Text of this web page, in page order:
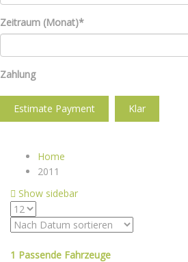
Zeitraum (Monat)*
Zahlung
Estimate Payment Klar
Home
2011
Show sidebar
1 Passende Fahrzeuge